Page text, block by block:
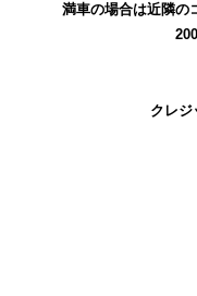
満車の場合は近隣の
クレ